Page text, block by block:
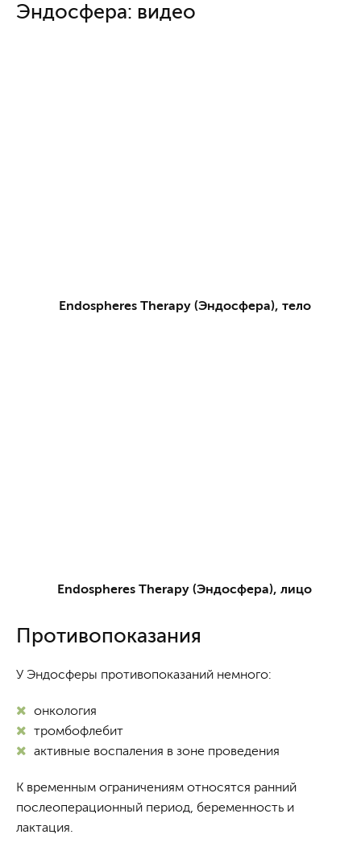
Эндосфера: видео
Endospheres Therapy (Эндосфера), тело
Endospheres Therapy (Эндосфера), лицо
Противопоказания
У Эндосферы противопоказаний немного:
онкология
тромбофлебит
активные воспаления в зоне проведения
К временным ограничениям относятся ранний
послеоперационный период, беременность и
лактация.